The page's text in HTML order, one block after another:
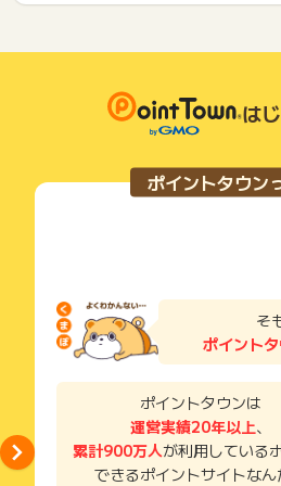
は
ポイントタウン
そ
ポイント
ポイントタウンは
運営実績20年以上、
累計900万人が利用している
できるポイントサイトなん